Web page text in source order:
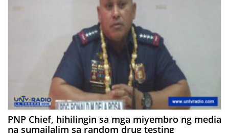
PNP Chief, hihilingin sa mga miyembro ng media
na sumailalim sa random drug testing